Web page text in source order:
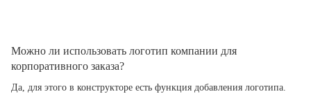
Можно ли использовать логотип компании для
корпоративного заказа?
Да, для этого в конструкторе есть функция добавления логотипа.